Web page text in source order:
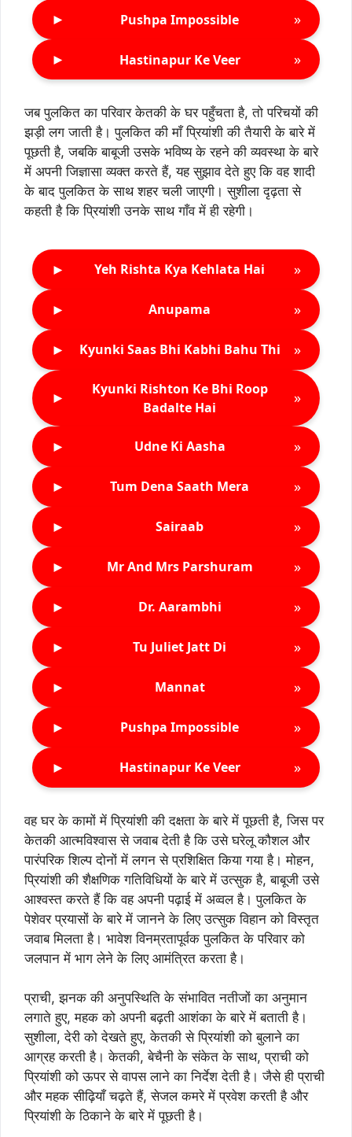
► Pushpa Impossible »
► Hastinapur Ke Veer »
जब पुलकित का परिवार केतकी के घर पहुँचता है, तो परिचयों की
झड़ी लग जाती है। पुलकित की माँ प्रियांशी की तैयारी के बारे में
पूछती है, जबकि बाबूजी उसके भविष्य के रहने की व्यवस्था के बारे
में अपनी जिज्ञासा व्यक्त करते हैं, यह सुझाव देते हुए कि वह शादी
के बाद पुलकित के साथ शहर चली जाएगी। सुशीला दृढ़ता से
कहती है कि प्रियांशी उनके साथ गाँव में ही रहेगी।
► Yeh Rishta Kya Kehlata Hai »
► Anupama »
► Kyunki Saas Bhi Kabhi Bahu Thi »
►
Kyunki Rishton Ke Bhi Roop
Badalte Hai
»
► Udne Ki Aasha »
► Tum Dena Saath Mera »
► Sairaab »
► Mr And Mrs Parshuram »
► Dr. Aarambhi »
► Tu Juliet Jatt Di »
► Mannat »
► Pushpa Impossible »
► Hastinapur Ke Veer »
वह घर के कामों में प्रियांशी की दक्षता के बारे में पूछती है, जिस पर
केतकी आत्मविश्वास से जवाब देती है कि उसे घरेलू कौशल और
पारंपरिक शिल्प दोनों में लगन से प्रशिक्षित किया गया है। मोहन,
प्रियांशी की शैक्षणिक गतिविधियों के बारे में उत्सुक है, बाबूजी उसे
आश्वस्त करते हैं कि वह अपनी पढ़ाई में अव्वल है। पुलकित के
पेशेवर प्रयासों के बारे में जानने के लिए उत्सुक विहान को विस्तृत
जवाब मिलता है। भावेश विनम्रतापूर्वक पुलकित के परिवार को
जलपान में भाग लेने के लिए आमंत्रित करता है।
प्राची, झनक की अनुपस्थिति के संभावित नतीजों का अनुमान
लगाते हुए, महक को अपनी बढ़ती आशंका के बारे में बताती है।
सुशीला, देरी को देखते हुए, केतकी से प्रियांशी को बुलाने का
आग्रह करती है। केतकी, बेचैनी के संकेत के साथ, प्राची को
प्रियांशी को ऊपर से वापस लाने का निर्देश देती है। जैसे ही प्राची
और महक सीढ़ियाँ चढ़ते हैं, सेजल कमरे में प्रवेश करती है और
प्रियांशी के ठिकाने के बारे में पूछती है।